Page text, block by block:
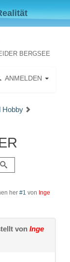
BERGSEE
ANMELDEN
Hobby
her #1 von Inge
von Inge